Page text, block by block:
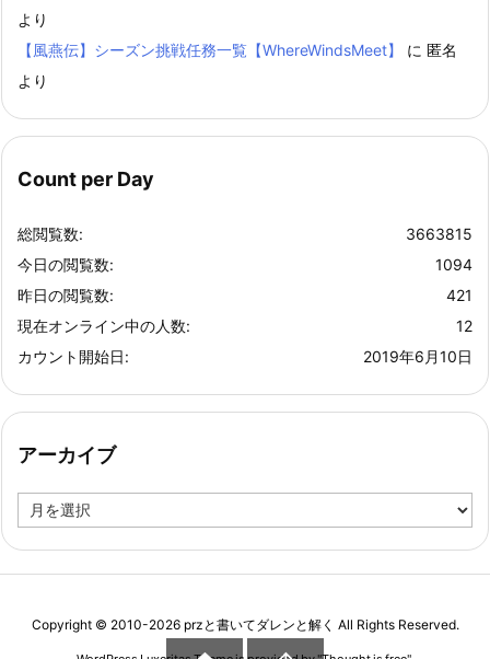
より
【風燕伝】シーズン挑戦任務一覧【WhereWindsMeet】
に 匿名
より
Count per Day
3663815
総閲覧数:
1094
今日の閲覧数:
421
昨日の閲覧数:
12
現在オンライン中の人数:
2019年6月10日
カウント開始日:
アーカイブ
ー
Copyright © 2010-2026 przと書いてダレンと解く All Rights Reserved.